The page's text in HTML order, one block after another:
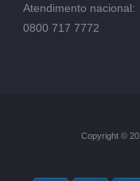
Atendimento nacional:
0800 717 7772
Copyright ©